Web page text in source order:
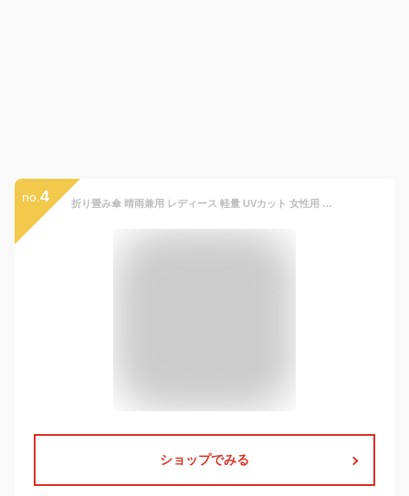
no. 4 折り畳み傘 晴雨兼用 レディース 軽量 UVカット 女性用 折畳み傘 雨傘 日傘 晴雨兼用 軽量折りたたみ傘 100％遮熱 完全遮光 耐風傘 紫外線対策 6本骨 梅雨対応 コンパ クト レディース UVカ ット おしゃ れ かわいい 小型 丈夫 キッズ 女性 子供 プレゼント
ショップでみる